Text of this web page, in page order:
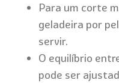
Para um corte
geladeira por
servir.
O equilíbrio
pode ser